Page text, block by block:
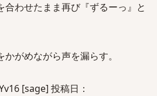
合わせたまま再び『ずるーっ』と
がめながら声を漏らす。
[sage] 投稿日：